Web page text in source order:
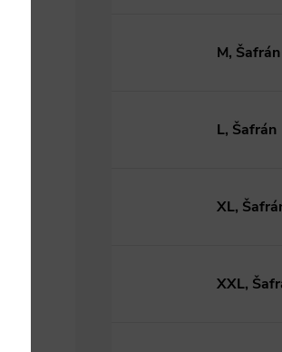
M, Šafrán
L, Šafrán
XL,
XXL,